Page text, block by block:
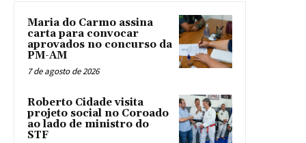
Maria do Carmo assina
carta para convocar
aprovados no concurso da
PM-AM
7 de agosto de 2026
Roberto Cidade visita
projeto social no Coroado
ao lado de ministro do
STF